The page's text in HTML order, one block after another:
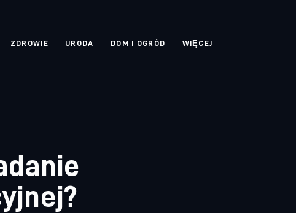
ZDROWIE URODA DOM I OGRÓD WIĘCEJ